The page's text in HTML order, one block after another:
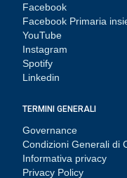
Facebook
Facebook Primaria
YouTube
Instagram
Spotify
Linkedin
TERMINI GENERALI
Governance
Condizioni Generali di
Informativa privacy
Privacy Policy